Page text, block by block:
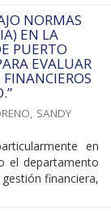
NORMAS
EN LA
PUERTO
EVALUAR
SANDY
en
el departamento
financiera,